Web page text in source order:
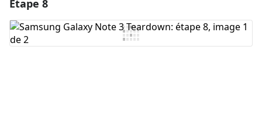
Ajouter un commentaire
Étape 8